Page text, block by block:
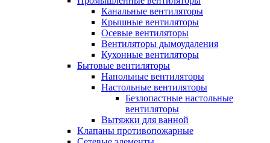
Канальные вентиляторы
Крышные вентиляторы
Осевые вентиляторы
Вентиляторы дымоудаления
Кухонные вентиляторы
Бытовые вентиляторы
Напольные вентиляторы
Настольные вентиляторы
Безлопастные настольные
вентиляторы
Вытяжки для ванной
Клапаны противопожарные